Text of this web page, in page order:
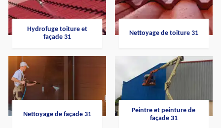
Hydrofuge toiture et
façade 31
Nettoyage de toiture 31
Nettoyage de façade 31
Peintre et peinture de
façade 31